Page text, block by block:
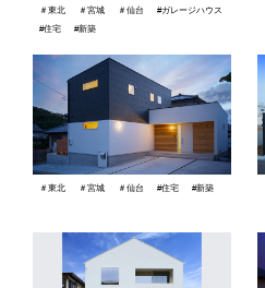
＃東北 ＃宮城 ＃仙台
#ガレージハウス
#住宅
#新築
＃東北 ＃宮城 ＃仙台 #住宅 #新築